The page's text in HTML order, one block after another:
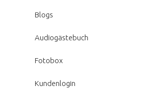
Blogs
Audiogästebuch
Fotobox
Kundenlogin